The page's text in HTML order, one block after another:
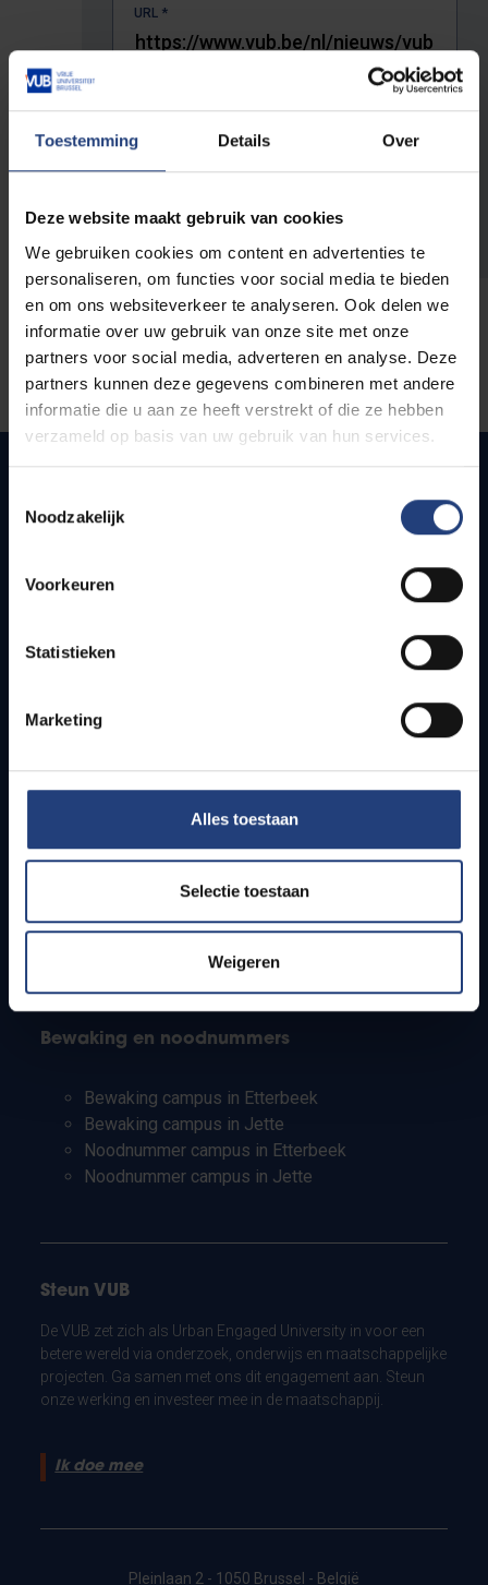
Toestemming Details Over
Deze website maakt gebruik van cookies
We gebruiken cookies om content en advertenties te
personaliseren, om functies voor social media te bieden
en om ons websiteverkeer te analyseren. Ook delen we
informatie over uw gebruik van onze site met onze
partners voor social media, adverteren en analyse. Deze
partners kunnen deze gegevens combineren met andere
informatie die u aan ze heeft verstrekt of die ze hebben
verzameld op basis van uw gebruik van hun services.
Noodzakelijk
Voorkeuren
Statistieken
Marketing
Alles toestaan
Selectie toestaan
Weigeren
URL *
De volledige URL van de pagina waar je de fout zag.
Snel naar
Bereikbaarheid
Studenten
PhD-studenten
Leerkrachten en secundaire scholen
Bewaking en noodnummers
Bewaking campus in Etterbeek
Bewaking campus in Jette
Noodnummer campus in Etterbeek
Noodnummer campus in Jette
Steun VUB
De VUB zet zich als Urban Engaged University in voor een
betere wereld via onderzoek, onderwijs en maatschappelijke
projecten. Ga samen met ons dit engagement aan. Steun
onze werking en investeer mee in de maatschappij.
Ik doe mee
Pleinlaan 2 - 1050 Brussel - België